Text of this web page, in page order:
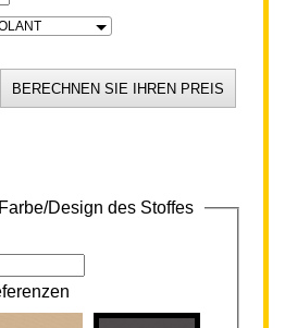
Design des Stoffes